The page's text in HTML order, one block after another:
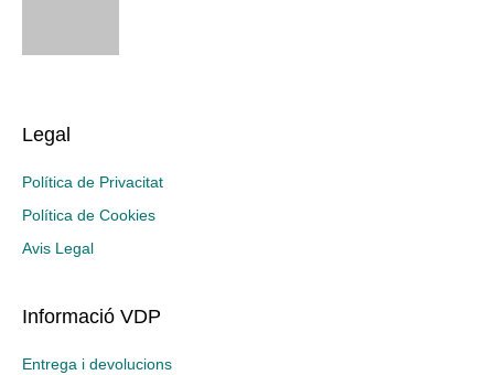
Legal
Política de Privacitat
Política de Cookies
Avis Legal
Informació VDP
Entrega i devolucions